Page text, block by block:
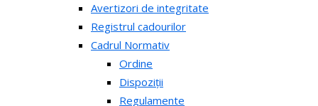
Avertizori de integritate
Registrul cadourilor
Cadrul Normativ
Ordine
Dispoziții
Regulamente